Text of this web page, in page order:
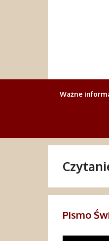
Ważne
Pismo